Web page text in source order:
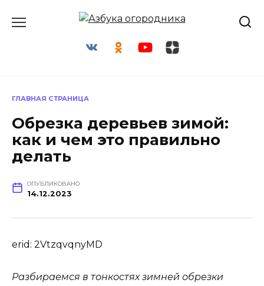
ГЛАВНАЯ СТРАНИЦА
Обрезка деревьев зимой:
как и чем это правильно
делать
ОПУБЛИКОВАНО
14.12.2023
erid: 2VtzqvqnyMD
Разбираемся в тонкостях зимней обрезки